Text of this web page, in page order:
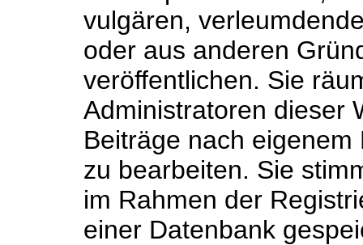
vulgären,
oder aus anderen
veröffentlichen. Sie
Administratoren dieser
Beiträge nach
zu bearbeiten. Sie
im Rahmen der
einer Datenbank